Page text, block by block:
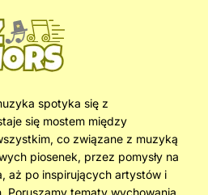
spotyka się z
się mostem między
co związane z muzyką
piosenek, przez pomysły na
aż po inspirujących artystów i
Poruszamy tematy wychowania